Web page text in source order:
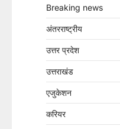
Breaking news
अंतरराष्ट्रीय
उत्तर प्रदेश
उत्तराखंड
एजुकेशन
करियर